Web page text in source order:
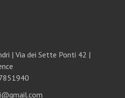
| Via dei Sette Ponti 42 |